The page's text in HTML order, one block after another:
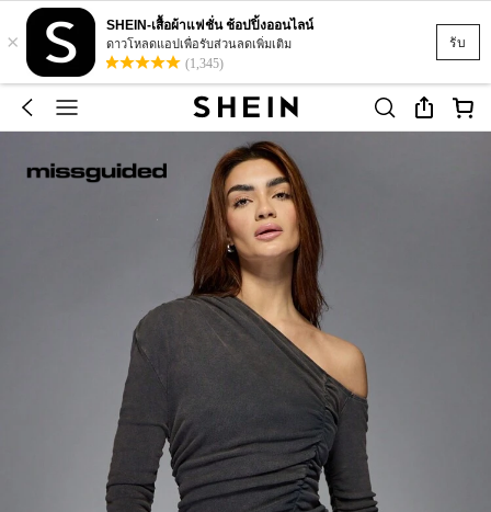
รับ
×
SHEIN-เสื้อผ้าแฟชั่น ช้อปปิ้งออนไลน์
ดาวโหลดแอปเพื่อรับส่วนลดเพิ่มเติม
(1,345)